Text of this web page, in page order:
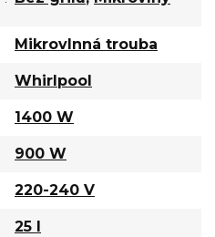
Mikrovlnná trouba
Whirlpool
1400 W
900 W
220-240 V
25 l